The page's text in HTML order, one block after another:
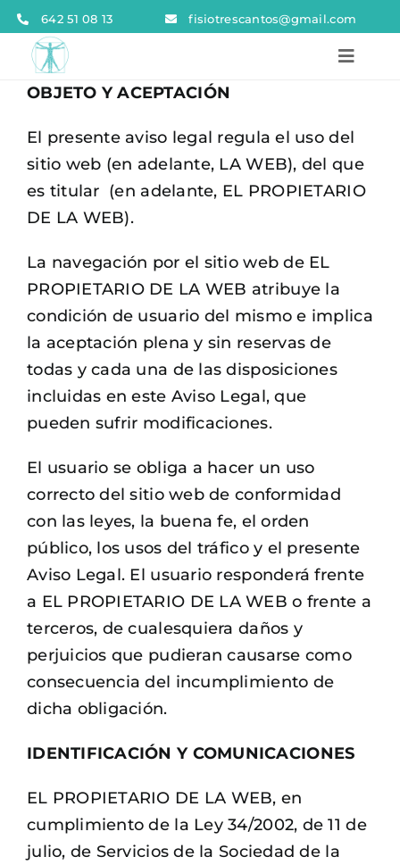
Skip
to
content
642 51 08 13 fisiotrescantos@gmail.com
Toggle
Quienes somos
Ecografía
Blog
Contacto
Reservar cita
OBJETO Y ACEPTACIÓN
El presente aviso legal regula el uso del
sitio web (en adelante, LA WEB), del que
es titular (en adelante, EL PROPIETARIO
DE LA WEB).
La navegación por el sitio web de EL
PROPIETARIO DE LA WEB atribuye la
condición de usuario del mismo e implica
la aceptación plena y sin reservas de
todas y cada una de las disposiciones
incluidas en este Aviso Legal, que
pueden sufrir modificaciones.
El usuario se obliga a hacer un uso
correcto del sitio web de conformidad
con las leyes, la buena fe, el orden
público, los usos del tráfico y el presente
Aviso Legal. El usuario responderá frente
a EL PROPIETARIO DE LA WEB o frente a
terceros, de cualesquiera daños y
perjuicios que pudieran causarse como
consecuencia del incumplimiento de
dicha obligación.
IDENTIFICACIÓN Y COMUNICACIONES
EL PROPIETARIO DE LA WEB, en
cumplimiento de la Ley 34/2002, de 11 de
julio, de Servicios de la Sociedad de la